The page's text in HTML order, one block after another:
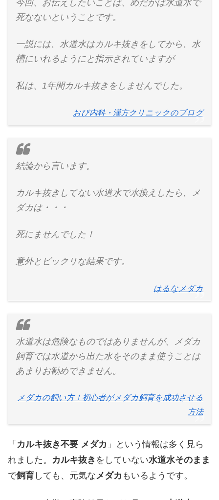
今回、お伝えしたいことは、めだかは水道水で
死なないということです。
一説には、水道水はカルキ抜きをしてから、水
槽にいれるようにと指示されていますが
私は、1年間カルキ抜きをしませんでした。
おび内科・漢方クリニックのブログ
結論から言います。
カルキ抜きしてない水道水で水換えしたら、メ
ダカは・・・
死にませんでした！
意外とビックリな結果です。
はるなメダカ
水道水は危険なものではありませんが、メダカ
飼育では水道から出た水をそのまま使うことは
あまりお勧めできません。
メダカの飼い方！初心者がメダカ飼育を成功させる
方法
「 カルキ抜き不要 メダカ 」という情報は多く見ら
れました。 カルキ抜き をしていない水道水そのまま
で飼育 しても、元気なメダカ もいるようです。